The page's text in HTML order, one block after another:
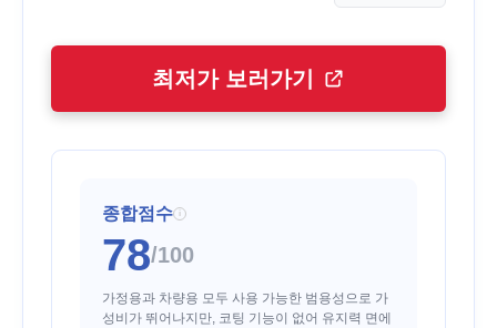
최저가 보러가기
종합점수 i
78/100
가정용과 차량용 모두 사용 가능한 범용성으로 가
성비가 뛰어나지만, 코팅 기능이 없어 유지력 면에